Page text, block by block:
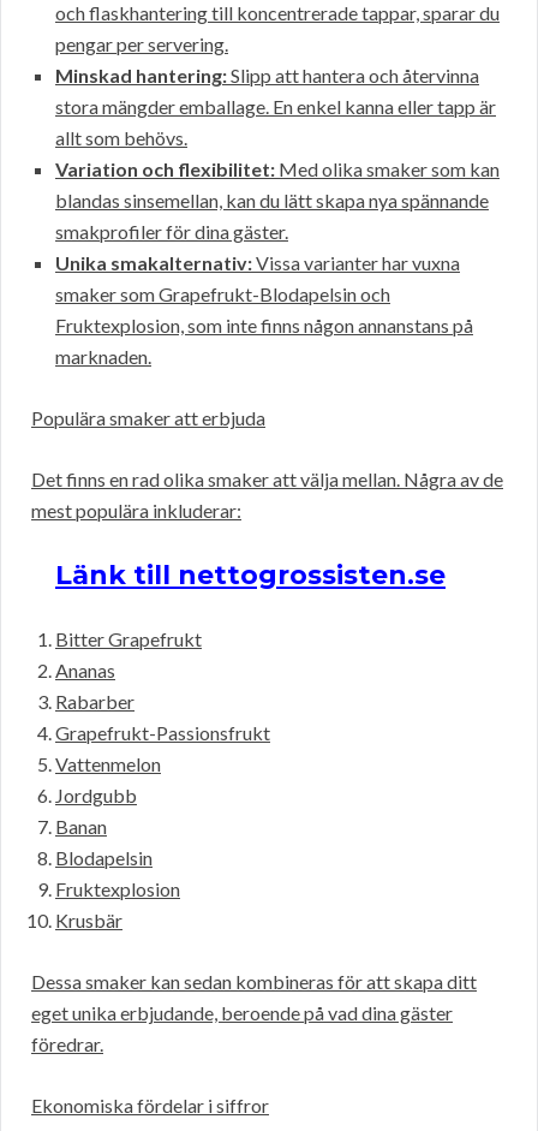
och flaskhantering till koncentrerade tappar, sparar du
pengar per servering.
Minskad hantering:Slipp att hantera och återvinna
stora mängder emballage. En enkel kanna eller tapp är
allt som behövs.
Variation och flexibilitet: Med olika smaker som kan
blandas sinsemellan, kan du lätt skapa nya spännande
smakprofiler för dina gäster.
Unika smakalternativ:Vissa varianter har vuxna
smaker som Grapefrukt-Blodapelsin och
Fruktexplosion, som inte finns någon annanstans på
marknaden.
Populära smaker att erbjuda
Det finns en rad olika smaker att välja mellan. Några av de
mest populära inkluderar:
Länk till nettogrossisten.se
Bitter Grapefrukt
Ananas
Rabarber
Grapefrukt-Passionsfrukt
Vattenmelon
Jordgubb
Banan
Blodapelsin
Fruktexplosion
Krusbär
Dessa smaker kan sedan kombineras för att skapa ditt
eget unika erbjudande, beroende på vad dina gäster
föredrar.
Ekonomiska fördelar i siffror